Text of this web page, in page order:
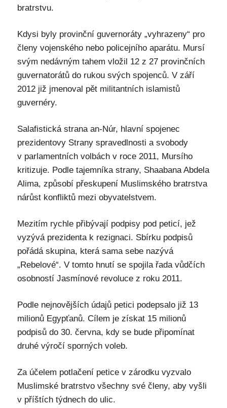
bratrstvu.
Kdysi byly provinční guvernoráty „vyhrazeny“ pro
členy vojenského nebo policejního aparátu. Mursí
svým nedávným tahem vložil 12 z 27 provinčních
guvernatorátů do rukou svých spojenců. V září
2012 již jmenoval pět militantních islamistů
guvernéry.
Salafistická strana an-Núr, hlavní spojenec
prezidentovy Strany spravedlnosti a svobody
v parlamentních volbách v roce 2011, Mursího
kritizuje. Podle tajemníka strany, Shaabana Abdela
Alima, způsobí přeskupení Muslimského bratrstva
nárůst konfliktů mezi obyvatelstvem.
Mezitím rychle přibývají podpisy pod peticí, jež
vyzývá prezidenta k rezignaci. Sbírku podpisů
pořádá skupina, která sama sebe nazývá
„Rebelové“. V tomto hnutí se spojila řada vůdčích
osobností Jasmínové revoluce z roku 2011.
Podle nejnovějších údajů petici podepsalo již 13
milionů Egypťanů. Cílem je získat 15 milionů
podpisů do 30. června, kdy se bude připomínat
druhé výročí sporných voleb.
Za účelem potlačení petice v zárodku vyzvalo
Muslimské bratrstvo všechny své členy, aby vyšli
v příštích týdnech do ulic.